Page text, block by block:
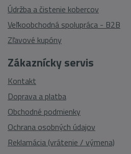
Zákaznícky servis
Kontakt
Doprava a platba
Obchodné podmienky
Ochrana osobných údajov
Reklamácia (vrátenie / výmena)
Údržba a čistenie kobercov
Veľkoobchodná spolupráca - B2B
Zľavové kupóny